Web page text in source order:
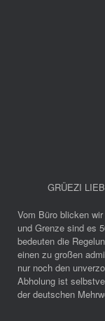
GRÜEZI
Vom Büro blicken
und Grenze sind es
bedeuten die
einen zu großen
nur noch den
Abholung ist
der deutschen